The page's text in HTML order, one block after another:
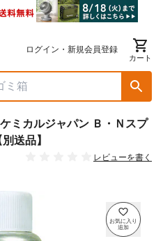
ログイン・新規会員登録
カート
ミカルジャパン Ｂ・Ｎスプ
送品】
レビューを書く